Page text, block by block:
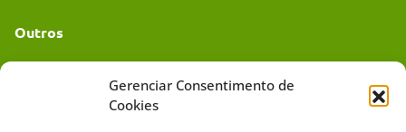
Gerenciar Consentimento de
Cookies
Outros